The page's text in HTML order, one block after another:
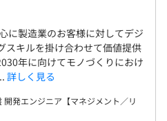
チームに社内メンバーは1名
チームもあれば、メーカー社
行う部署もあるため、
持つことができます。
に製造業のお客様に対してデジ
スキルを掛け合わせて価値提供
年に向けてモノづくりにおけ
詳しく見る
開発エンジニア【マネジメント／リ